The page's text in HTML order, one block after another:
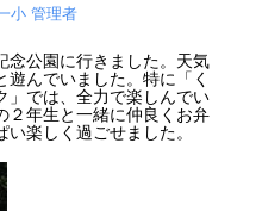
小 管理者
念公園に行きました。天気
遊んでいました。特に「く
」では、全力で楽しんでい
２年生と一緒に仲良くお弁
楽しく過ごせました。